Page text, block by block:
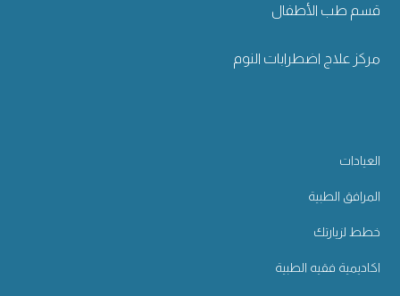
قسم طب الأطفال
مركز علاج اضطرابات النوم
العيادات
المرافق الطبية
خطط لزيارتك
اكاديمية فقيه الطبية